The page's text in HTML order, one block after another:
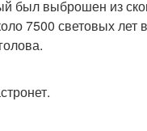
был выброшен из
7500 световых лет